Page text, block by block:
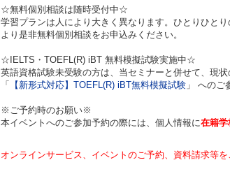
☆無料個別相談は随時受付中☆
学習プランは人により大きく異なります。ひとりひと
より是非無料個別相談をお申込みください。
☆IELTS・TOEFL(R) iBT 無料模擬試験実施中☆
英語資格試験未受験の方は、当セミナーと併せて、現
「
【新形式対応】TOEFL(R) iBT無料模擬試験 」 へのご
※ご予約時のお願い※
本イベントへのご参加予約の際には、個人情報に在籍学
オンラインサービス、イベントのご予約、資料請求等